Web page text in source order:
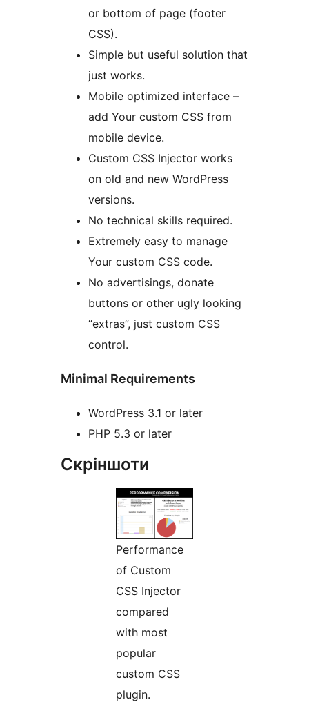
or bottom of page (footer
CSS).
Simple but useful solution that
just works.
Mobile optimized interface –
add Your custom CSS from
mobile device.
Custom CSS Injector works
on old and new WordPress
versions.
No technical skills required.
Extremely easy to manage
Your custom CSS code.
No advertisings, donate
buttons or other ugly looking
“extras”, just custom CSS
control.
Minimal Requirements
WordPress 3.1 or later
PHP 5.3 or later
Скріншоти
Performance
of Custom
CSS Injector
compared
with most
popular
custom CSS
plugin.